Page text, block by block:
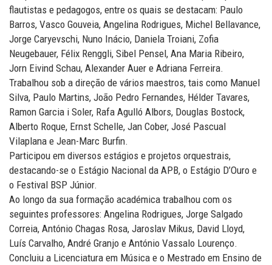
flautistas e pedagogos, entre os quais se destacam: Paulo
Barros, Vasco Gouveia, Angelina Rodrigues, Michel Bellavance,
Jorge Caryevschi, Nuno Inácio, Daniela Troiani, Zofia
Neugebauer, Félix Renggli, Sibel Pensel, Ana Maria Ribeiro,
Jorn Eivind Schau, Alexander Auer e Adriana Ferreira.
Trabalhou sob a direção de vários maestros, tais como Manuel
Silva, Paulo Martins, João Pedro Fernandes, Hélder Tavares,
Ramon Garcia i Soler, Rafa Agulló Albors, Douglas Bostock,
Alberto Roque, Ernst Schelle, Jan Cober, José Pascual
Vilaplana e Jean-Marc Burfin.
Participou em diversos estágios e projetos orquestrais,
destacando-se o Estágio Nacional da APB, o Estágio D’Ouro e
o Festival BSP Júnior.
Ao longo da sua formação académica trabalhou com os
seguintes professores: Angelina Rodrigues, Jorge Salgado
Correia, António Chagas Rosa, Jaroslav Mikus, David Lloyd,
Luís Carvalho, André Granjo e António Vassalo Lourenço.
Concluiu a Licenciatura em Música e o Mestrado em Ensino de